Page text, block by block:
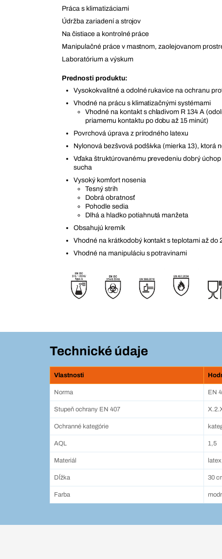
Práca s klimatizáciami
Údržba zariadení a strojov
Na čistiace a kontrolné práce
Manipulačné práce v mastnom, zaolejovanom
Laboratórium a výskum
Prednosti produktu:
Vysokokvalitné a odolné rukavice na ochranu
Vhodné na prácu s klimatizačnými systémami
Vhodné na kontakt s chladivom R 134 A
priamemu kontaktu po dobu až 15 minút)
Povrchová úprava z prírodného latexu
Nylonová bezšvová podšívka (mierka 13), ktorá
Vďaka štruktúrovanému prevedeniu dobrý
sucha
Vysoký komfort nosenia
Tesný strih
Dobrá obratnosť
Pohodle sedia
Dlhá a hladko potiahnutá manžeta
Obsahujú kremík
Vhodné na krátkodobý kontakt s teplotami až do
Vhodné na manipuláciu s potravinami
Technické údaje
Vlastnosti
Norma EN
Stupeň ochrany EN 407
Ochranné kategórie
AQL 1,5
Materiál
Dĺžka 30
Farba